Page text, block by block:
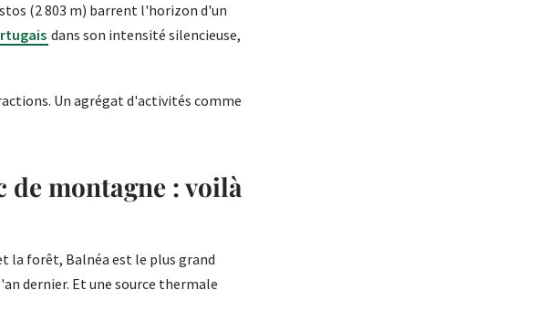
(2 803 m) barrent l'horizon d'un
dans son intensité silencieuse,
Un agrégat d'activités comme
de montagne : voilà
la forêt, Balnéa est le plus grand
dernier. Et une source thermale